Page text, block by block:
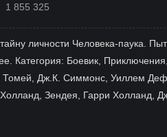
1 855 325
личности Человека-паука.
Категория: Боевик,
Дж.К. Симмонс, Уиллем
Зендея, Гарри Холланд,